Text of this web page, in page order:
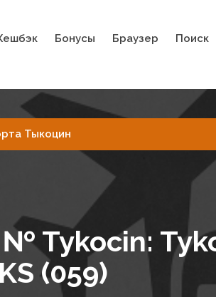
Бонусы Браузер Поиск
Тыкоцин
Tykocin:
(059)